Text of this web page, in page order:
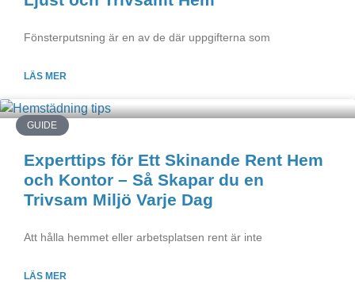
Fönsterputsning är en av de där uppgifterna som
LÄS MER
GUIDE
Experttips för Ett Skinande Rent Hem
och Kontor – Så Skapar du en
Trivsam Miljö Varje Dag
Att hålla hemmet eller arbetsplatsen rent är inte
LÄS MER